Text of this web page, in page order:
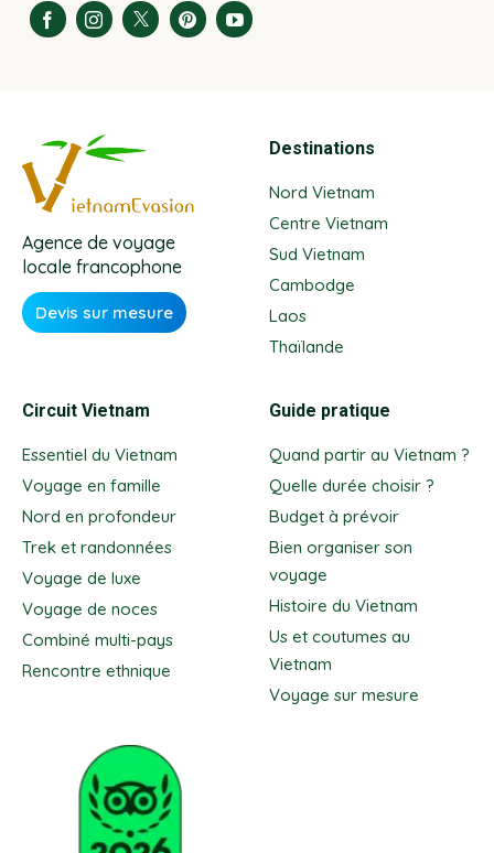
Agence de voyage
locale francophone
Devis sur mesure
Destinations
Nord Vietnam
Centre Vietnam
Sud Vietnam
Cambodge
Laos
Thaïlande
Circuit Vietnam
Essentiel du Vietnam
Voyage en famille
Nord en profondeur
Trek et randonnées
Voyage de luxe
Voyage de noces
Combiné multi-pays
Rencontre ethnique
Guide pratique
Quand partir au Vietnam ?
Quelle durée choisir ?
Budget à prévoir
Bien organiser son
voyage
Histoire du Vietnam
Us et coutumes au
Vietnam
Voyage sur mesure